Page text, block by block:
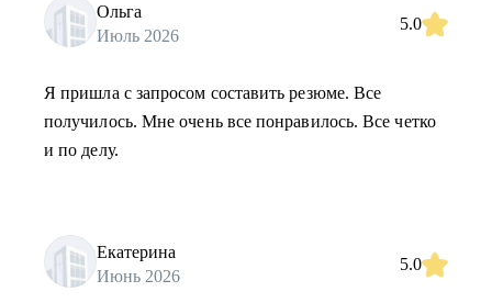
Ольга
Июль 2026
5.0
Я пришла с запросом составить резюме. Все
получилось. Мне очень все понравилось. Все четко
и по делу.
Екатерина
Июнь 2026
5.0